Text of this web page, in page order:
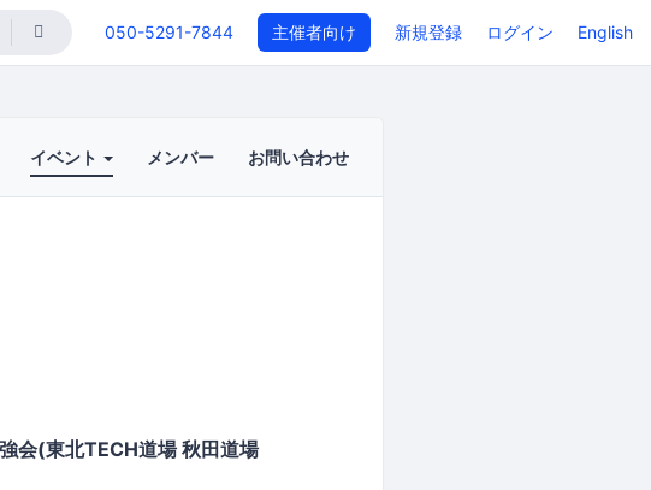
050-5291-7844 主催者向け 新規登録 ログイン English
イベント メンバー お問い合わせ
会(東北TECH道場 秋田道場